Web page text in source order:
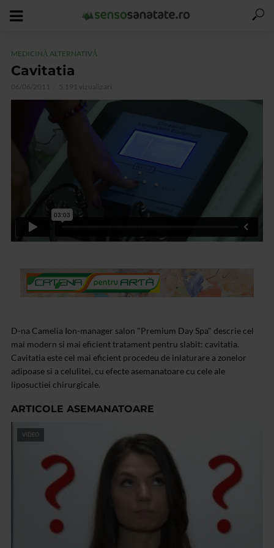
MEDICINĂ ALTERNATIVĂ
Cavitatia
06/06/2011 5.191 vizualizari
D-na Camelia Ion-manager salon "Premium Day Spa" descrie cel
mai modern si mai eficient tratament pentru slabit: cavitatia.
Cavitatia este cel mai eficient procedeu de inlaturare a zonelor
adipoase si a celulitei, cu efecte asemanatoare cu cele ale
liposuctiei chirurgicale.
ARTICOLE ASEMANATOARE
VIDEO